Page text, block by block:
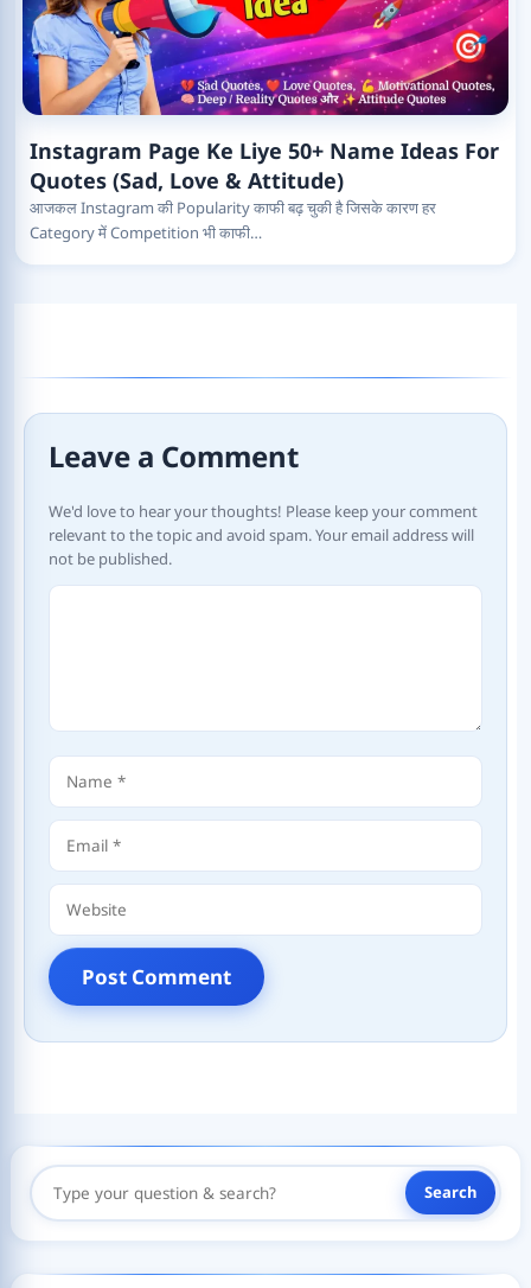
Instagram Page Ke Liye 50+ Name Ideas For
Quotes (Sad, Love & Attitude)
आजकल Instagram की Popularity काफी बढ़ चुकी है जिसके कारण हर
Category में Competition भी काफी…
Leave a Comment
We'd love to hear your thoughts! Please keep your comment
relevant to the topic and avoid spam. Your email address will
not be published.
Comment
Name
Email
Website
Search
Search